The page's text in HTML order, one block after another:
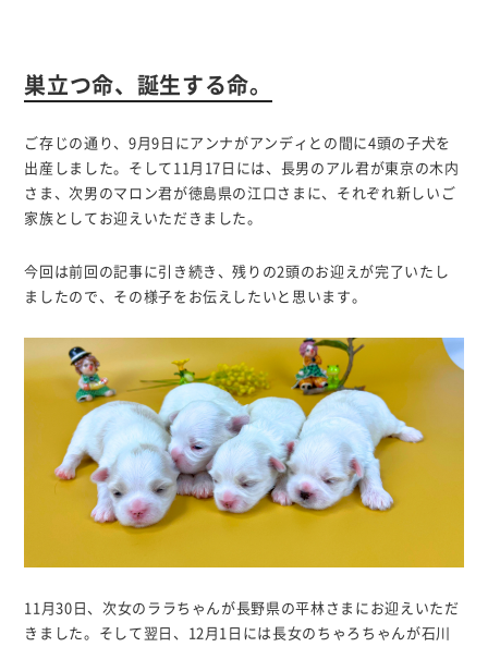
巣立つ命、誕生する命。
ご存じの通り、9月9日にアンナがアンディとの間に4頭の子犬を
出産しました。そして11月17日には、長男のアル君が東京の木内
さま、次男のマロン君が徳島県の江口さまに、それぞれ新しいご
家族としてお迎えいただきました。
今回は前回の記事に引き続き、残りの2頭のお迎えが完了いたし
ましたので、その様子をお伝えしたいと思います。
11月30日、次女のララちゃんが長野県の平林さまにお迎えいただ
きました。そして翌日、12月1日には長女のちゃろちゃんが石川